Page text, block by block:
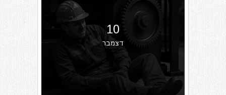
10
דצמבר